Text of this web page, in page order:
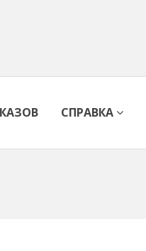
СПРАВКА